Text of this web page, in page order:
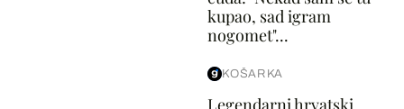
kupao, sad igram
nogomet"...
KOŠARKA
Legendarni hrvatski